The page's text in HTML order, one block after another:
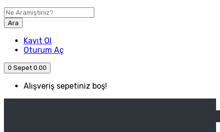
Ara
Kayıt Ol
Oturum Aç
0 Sepet 0.00
Alışveriş sepetiniz boş!